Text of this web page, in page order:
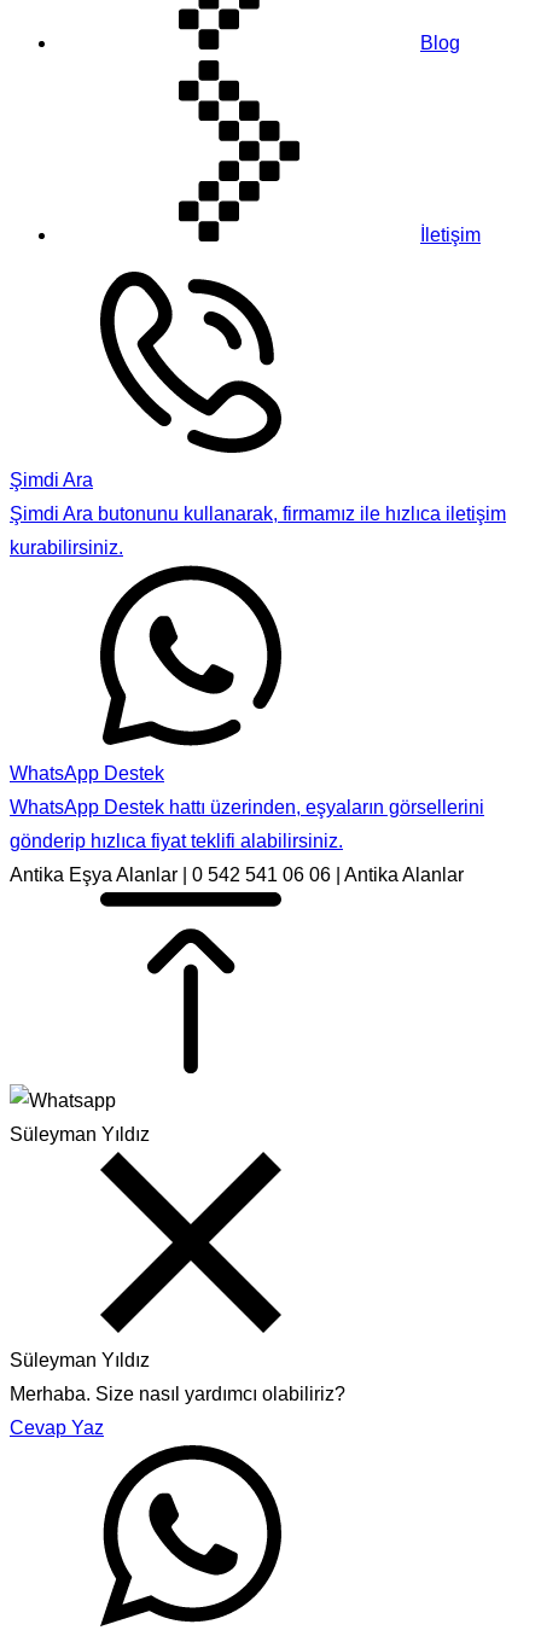
Blog
İletişim
Şimdi Ara
Şimdi Ara butonunu kullanarak, firmamız ile hızlıca iletişim
kurabilirsiniz.
WhatsApp Destek
WhatsApp Destek hattı üzerinden, eşyaların görsellerini
gönderip hızlıca fiyat teklifi alabilirsiniz.
Antika Eşya Alanlar | 0 542 541 06 06 | Antika Alanlar
Süleyman Yıldız
Süleyman Yıldız
Merhaba. Size nasıl yardımcı olabiliriz?
Cevap Yaz